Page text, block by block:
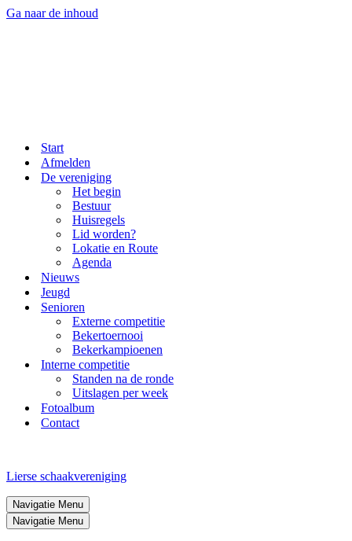
Ga naar de inhoud
Start
Afmelden
De vereniging
Het begin
Bestuur
Huisregels
Lid worden?
Lokatie en Route
Agenda
Nieuws
Jeugd
Senioren
Externe competitie
Bekertoernooi
Bekerkampioenen
Interne competitie
Standen na de ronde
Uitslagen per week
Fotoalbum
Contact
Lierse schaakvereniging
Navigatie Menu
Navigatie Menu